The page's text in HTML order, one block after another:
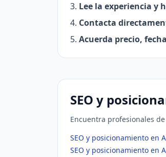
Lee la experiencia y
Contacta
Acuerda precio,
SEO y
Encuentra profesionales
SEO y posicionamiento en
SEO y posicionamiento en